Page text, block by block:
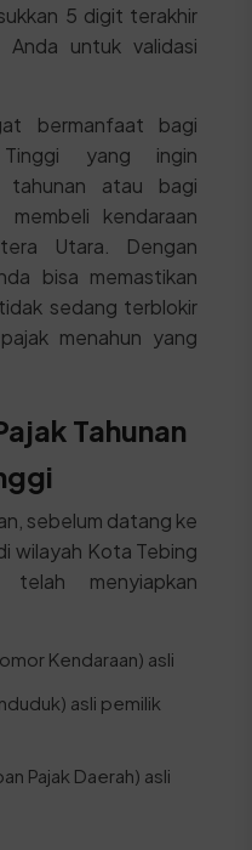
5 digit terakhir
Anda untuk validasi
bermanfaat bagi
yang ingin
tahunan atau bagi
kendaraan
Utara. Dengan
bisa memastikan
sedang terblokir
menahun yang
Tahunan
sebelum datang ke
wilayah Kota Tebing
menyiapkan
Kendaraan) asli
asli pemilik
Pajak Daerah) asli